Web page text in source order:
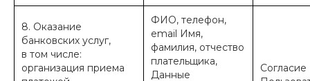
8. Оказание
банковских услуг,
в том числе:
организация приема
ФИО, телефон,
email Имя,
фамилия, отчество
плательщика,
Данные
Согласие